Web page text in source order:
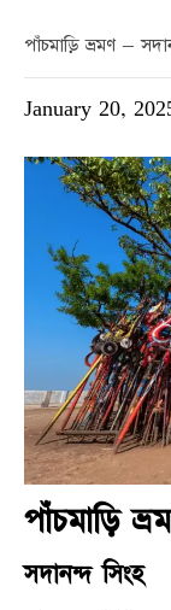
পাঁচমাড়ি ভ্রমণ –
January 20,
পাঁচমাড়ি
সদানন্দ সিংহ